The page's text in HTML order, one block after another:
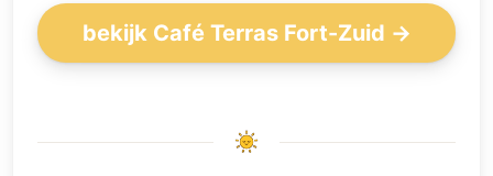
bekijk Café Terras Fort-Zuid →